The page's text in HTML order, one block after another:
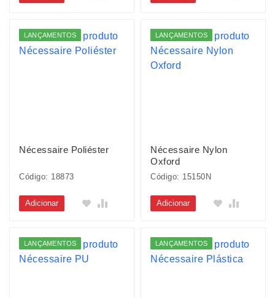
LANÇAMENTOS
Nécessaire Poliéster
Código: 18873
Adicionar
LANÇAMENTOS
Nécessaire Nylon
Oxford
Código: 15150N
Adicionar
LANÇAMENTOS LANÇAMENTOS